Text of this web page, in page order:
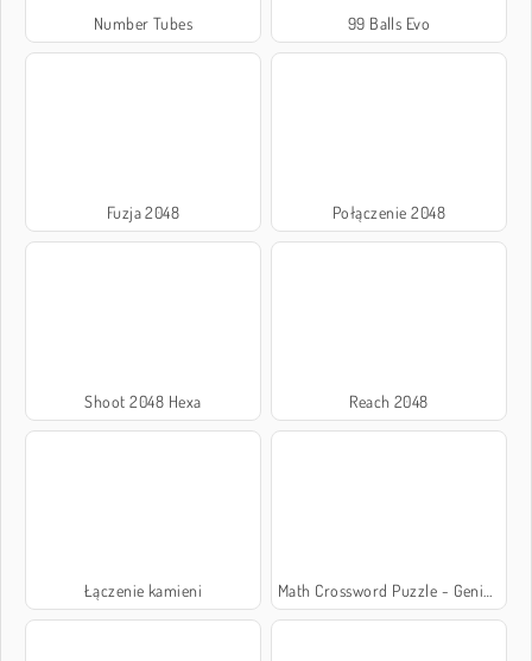
Number Tubes 99 Balls Evo
Fuzja 2048 Połączenie 2048
Shoot 2048 Hexa Reach 2048
Łączenie kamieni Math Crossword Puzzle - Genius Edition